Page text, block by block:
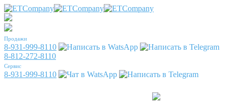
Продажи
8-931-999-8110
8-812-272-8110
Сервис
8-931-999-8110